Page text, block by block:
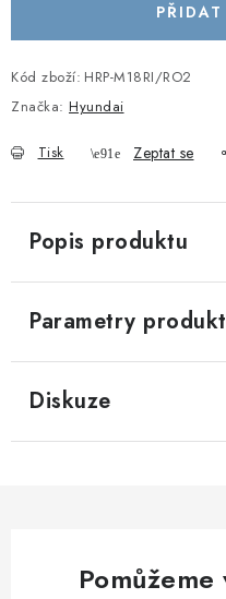
Kód zboží: HRP-M18RI/RO2
Značka: Hyundai
Tisk Zeptat se
Popis produktu
Parametry
Diskuze